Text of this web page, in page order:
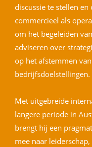
discussie te stellen
commercieel als
om het begeleiden
adviseren over
op het afstemmen
bedrijfsdoelstellingen.
Met uitgebreide
langere periode in
brengt hij een
mee naar